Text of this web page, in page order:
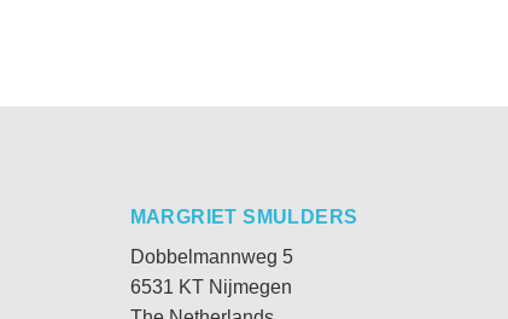
MARGRIET SMULDERS
Dobbelmannweg 5
6531 KT Nijmegen